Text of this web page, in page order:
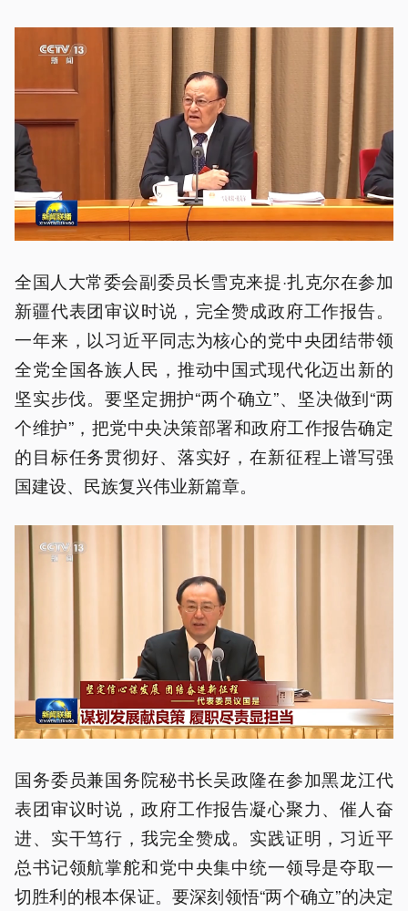
全国人大常委会副委员长雪克来提·扎克尔在参加
新疆代表团审议时说，完全赞成政府工作报告。
一年来，以习近平同志为核心的党中央团结带领
全党全国各族人民，推动中国式现代化迈出新的
坚实步伐。要坚定拥护“两个确立”、坚决做到“两
个维护”，把党中央决策部署和政府工作报告确定
的目标任务贯彻好、落实好，在新征程上谱写强
国建设、民族复兴伟业新篇章。
国务委员兼国务院秘书长吴政隆在参加黑龙江代
表团审议时说，政府工作报告凝心聚力、催人奋
进、实干笃行，我完全赞成。实践证明，习近平
总书记领航掌舵和党中央集中统一领导是夺取一
切胜利的根本保证。要深刻领悟“两个确立”的决定